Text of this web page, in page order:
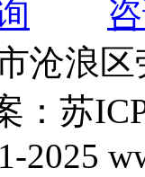
沧浪
：苏
2025